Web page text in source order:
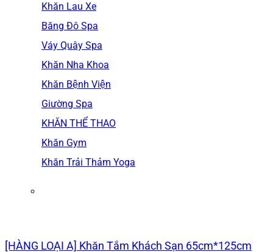
Khăn Lau Xe
Băng Đô Spa
Váy Quây Spa
Khăn Nha Khoa
Khăn Bệnh Viện
Giường Spa
KHĂN THỂ THAO
Khăn Gym
Khăn Trải Thảm Yoga
[HÀNG LOẠI A] Khăn Tắm Khách Sạn 65cm*125cm